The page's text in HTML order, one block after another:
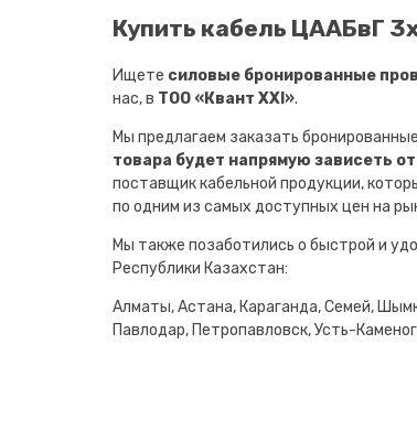
Купить кабель ЦААБвГ
Ищете силовые бронированные
нас, в ТОО «Квант XXI».
Мы предлагаем заказать
товара будет напрямую зависеть
поставщик кабельной продукции,
по одним из самых доступных цен на
Мы также позаботились о быстрой и
Республики Казахстан:
Алматы, Астана, Караганда, Семей,
Павлодар, Петропавловск, Усть-